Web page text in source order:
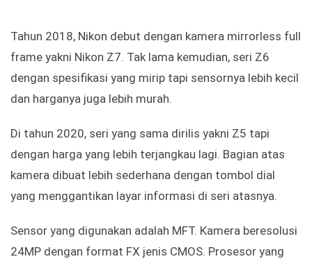
Tahun 2018, Nikon debut dengan kamera mirrorless full
frame yakni Nikon Z7. Tak lama kemudian, seri Z6
dengan spesifikasi yang mirip tapi sensornya lebih kecil
dan harganya juga lebih murah.
Di tahun 2020, seri yang sama dirilis yakni Z5 tapi
dengan harga yang lebih terjangkau lagi. Bagian atas
kamera dibuat lebih sederhana dengan tombol dial
yang menggantikan layar informasi di seri atasnya.
Sensor yang digunakan adalah MFT. Kamera beresolusi
24MP dengan format FX jenis CMOS. Prosesor yang